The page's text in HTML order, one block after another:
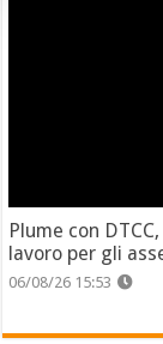
Plume con
lavoro per gli
06/08/26 15:53